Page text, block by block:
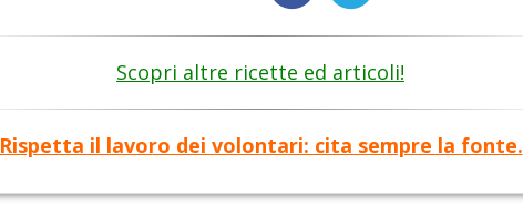
Scopri altre ricette ed articoli!
Rispetta il lavoro dei volontari: cita sempre la fonte.